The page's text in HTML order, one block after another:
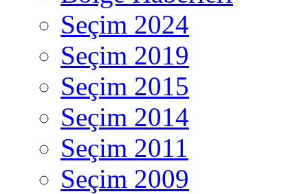
Seçim 2024
Seçim 2019
Seçim 2015
Seçim 2014
Seçim 2011
Seçim 2009